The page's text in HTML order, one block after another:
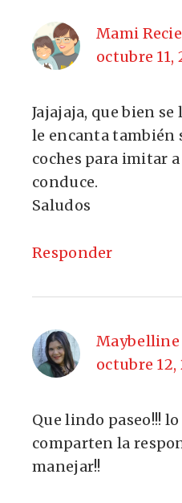
Mami
octubre 11,
Jajajaja, que bien se
le encanta también
coches para imitar
conduce.
Saludos
Responder
Maybelline
octubre 12,
Que lindo paseo!!!
comparten la
manejar!!